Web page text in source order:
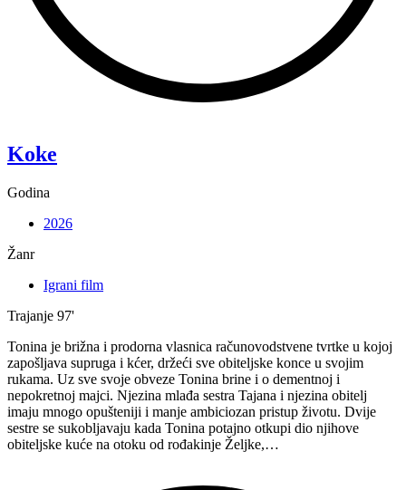
Koke
Godina
2026
Žanr
Igrani film
Trajanje 97'
Tonina je brižna i prodorna vlasnica računovodstvene tvrtke u kojoj
zapošljava supruga i kćer, držeći sve obiteljske konce u svojim
rukama. Uz sve svoje obveze Tonina brine i o dementnoj i
nepokretnoj majci. Njezina mlađa sestra Tajana i njezina obitelj
imaju mnogo opušteniji i manje ambiciozan pristup životu. Dvije
sestre se sukobljavaju kada Tonina potajno otkupi dio njihove
obiteljske kuće na otoku od rođakinje Željke,…